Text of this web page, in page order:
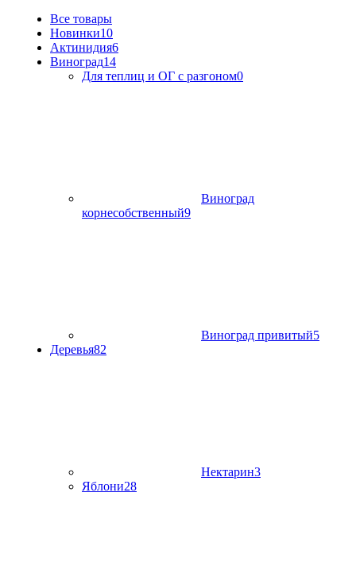
Все товары
Новинки10
Актинидия6
Виноград14
Для теплиц и ОГ с разгоном0
Виноград
корнесобственный9
Виноград привитый5
Деревья82
Нектарин3
Яблони28